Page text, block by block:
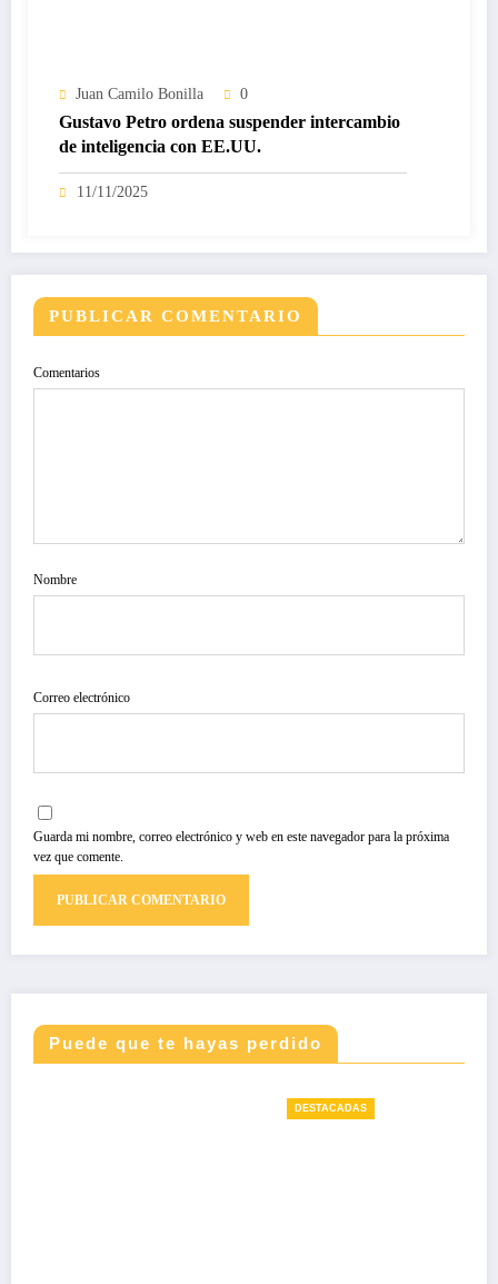
Juan Camilo Bonilla 0
Gustavo Petro ordena suspender intercambio
de inteligencia con EE.UU.
11/11/2025
PUBLICAR COMENTARIO
Comentarios
Nombre
Correo electrónico
Guarda mi nombre, correo electrónico y web en este navegador para la próxima
vez que comente.
Puede que te hayas perdido